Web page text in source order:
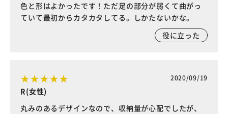
色と形はよかったです！ただ足の部分が弱くて曲がっ
ていて最初からカタカタしてる。しかたないかな。
役に立った
2020/09/19
R(女性)
丸みのあるデザインなので、収納量が心配でしたが、